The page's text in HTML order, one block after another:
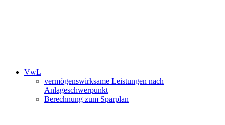
VwL
vermögenswirksame Leistungen nach
Anlageschwerpunkt
Berechnung zum Sparplan